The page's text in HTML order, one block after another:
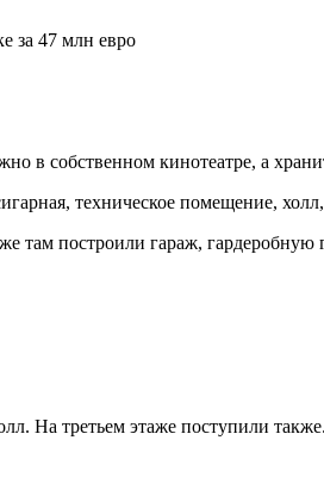
в собственном кинотеатре, а
техническое помещение,
там построили гараж,
На третьем этаже поступили также.